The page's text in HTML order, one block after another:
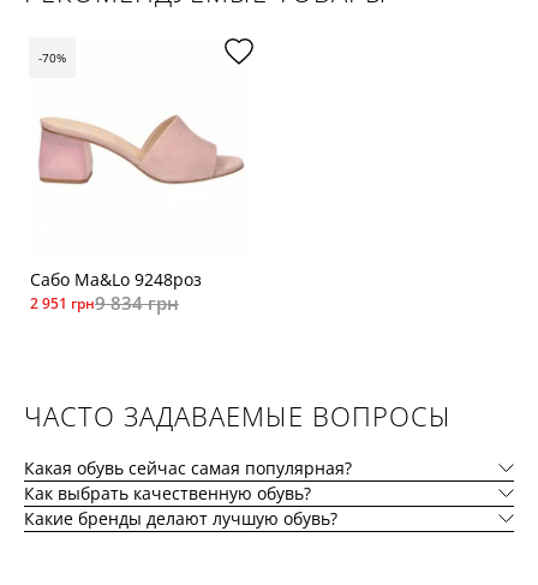
Сабо Ma&Lo 9248роз
2 951 грн9 834 грн
-70%
ЧАСТО ЗАДАВАЕМЫЕ ВОПРОСЫ
Какая обувь сейчас самая популярная?
Как выбрать качественную обувь?
Какие бренды делают лучшую обувь?